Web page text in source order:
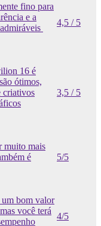
fino para
e a
4,5 / 5
16 é
ótimos,
criativos
3,5 / 5
muito mais
é
5/5
bom valor
você terá
4/5